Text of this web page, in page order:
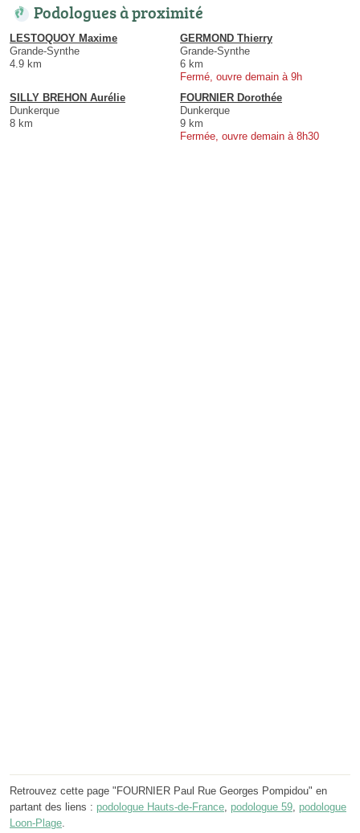
Podologues à proximité
LESTOQUOY Maxime
Grande-Synthe
4.9 km
GERMOND Thierry
Grande-Synthe
6 km
Fermé, ouvre demain à 9h
SILLY BREHON Aurélie
Dunkerque
8 km
FOURNIER Dorothée
Dunkerque
9 km
Fermée, ouvre demain à 8h30
Retrouvez cette page "FOURNIER Paul Rue Georges Pompidou" en
partant des liens : podologue Hauts-de-France, podologue 59, podologue
Loon-Plage.